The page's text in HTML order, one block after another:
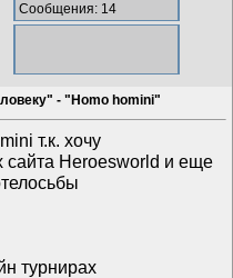
Сообщения: 14
- "Homo homini"
т.к. хочу
сайта Heroesworld и еще
турнирах